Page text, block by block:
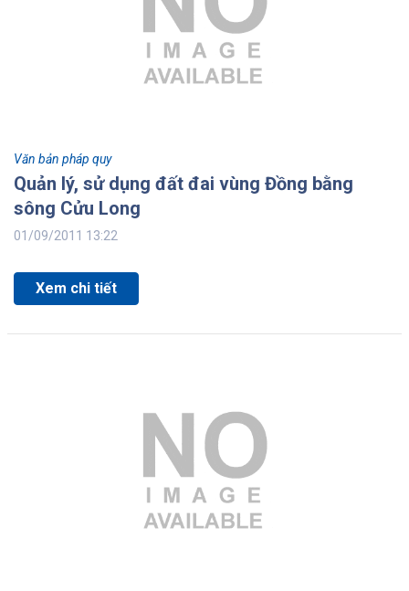
Văn bản pháp quy
Quản lý, sử dụng đất đai vùng Đồng bằng
sông Cửu Long
01/09/2011 13:22
Xem chi tiết